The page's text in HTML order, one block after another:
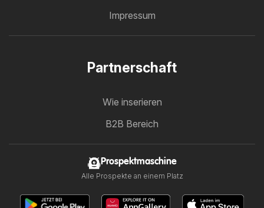
Impressum
Partnerschaft
Wie inserieren
B2B Bereich
Prospektmaschine
Alle Prospekte an einem Platz